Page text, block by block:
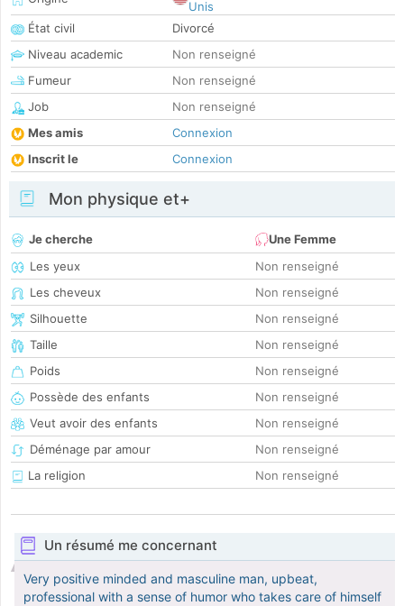
Unis
État civil
Divorcé
Niveau academic
Non renseigné
Fumeur
Non renseigné
Job
Non renseigné
Mes amis
Connexion
Inscrit le
Connexion
Mon physique et+
Je cherche
Une Femme
Les yeux
Non renseigné
Les cheveux
Non renseigné
Silhouette
Non renseigné
Taille
Non renseigné
Poids
Non renseigné
Possède des enfants
Non renseigné
Veut avoir des enfants
Non renseigné
Déménage par amour
Non renseigné
La religion
Non renseigné
Un résumé me concernant
Very positive minded and masculine man, upbeat,
professional with a sense of humor who takes care of himself